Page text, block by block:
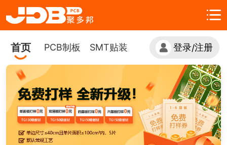
首页 PCB制板 SMT贴装 登录/注册